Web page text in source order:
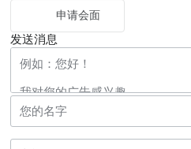
申请会面
发送消息